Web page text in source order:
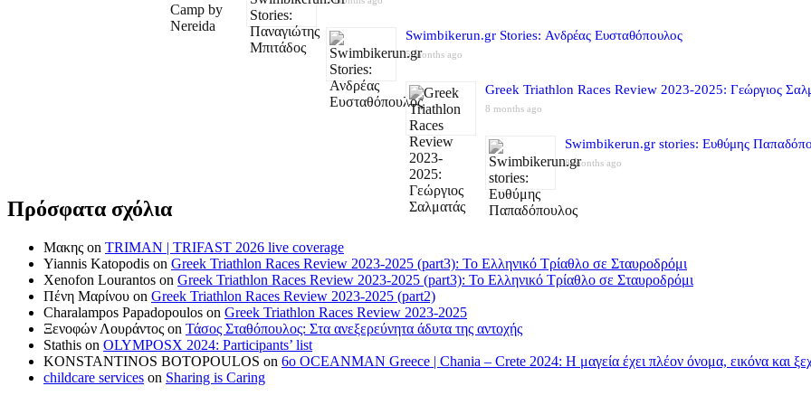
Swimbikerun.gr Stories: Ανδρέας Ευσταθόπουλος
5 months ago
Greek Triathlon Races Review 2023-2025: Γεώργιος
8 months ago
Swimbikerun.gr stories: Ευθύμης
8 months ago
Πρόσφατα σχόλια
Μακης on TRIMAN | TRIFAST 2026 live coverage
Yiannis Katopodis on Greek Triathlon Races Review 2023-2025 (part3): Το Ελληνικό Τρίαθλο σε Σταυροδρόμι
Xenofon Lourantos on Greek Triathlon Races Review 2023-2025 (part3): Το Ελληνικό Τρίαθλο σε Σταυροδρόμι
Πένη Μαρίνου on Greek Triathlon Races Review 2023-2025 (part2)
Charalampos Papadopoulos on Greek Triathlon Races Review 2023-2025
Ξενοφών Λουράντος on Τάσος Σταθόπουλος: Στα ανεξερεύνητα άδυτα της αντοχής
Stathis on OLYMPOSX 2024: Participants’ list
KONSTANTINOS BOTOPOULOS on 6ο OCEANMAN Greece | Chania – Crete 2024: Η μαγεία έχει πλέον όνομα, εικόνα και
childcare services on Sharing is Caring